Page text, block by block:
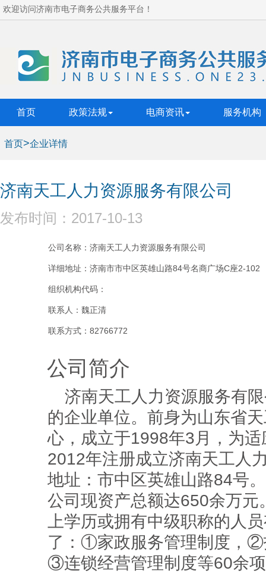
欢迎访问济南市电子商务公共服务平台！
首页 政策法规 电商资讯 服务机构
首页>企业详情
济南天工人力资源服务有限公司
发布时间：2017-10-13
公司名称：济南天工人力资源服务有限公司
详细地址：济南市市中区英雄山路84号名商广场C座2-102
组织机构代码：
联系人：魏正清
联系方式：82766772
公司简介
济南天工人力资源服务有
的企业单位。前身为山东省
心，成立于1998年3月，为
2012年注册成立济南天工人
地址：市中区英雄山路84号
公司现资产总额达650余万元
上学历或拥有中级职称的人
了：①家政服务管理制度，②
③连锁经营管理制度等60余